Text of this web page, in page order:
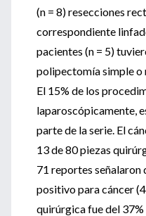
(n = 8) resecciones
correspondiente
pacientes (n = 5)
polipectomía simple o
El 15% de los
laparoscópicamente,
parte de la serie. El
13 de 80 piezas
71 reportes señalaron
positivo para cáncer
quirúrgica fue del 37%